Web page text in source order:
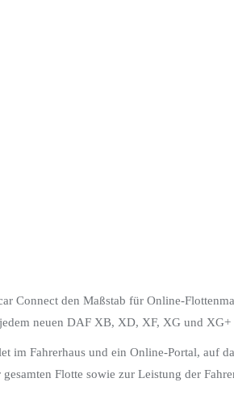
Connect den Maßstab für Online-
neuen DAF XB, XD, XF, XG und
im Fahrerhaus und ein Online-Portal, auf
Flotte sowie zur Leistung der